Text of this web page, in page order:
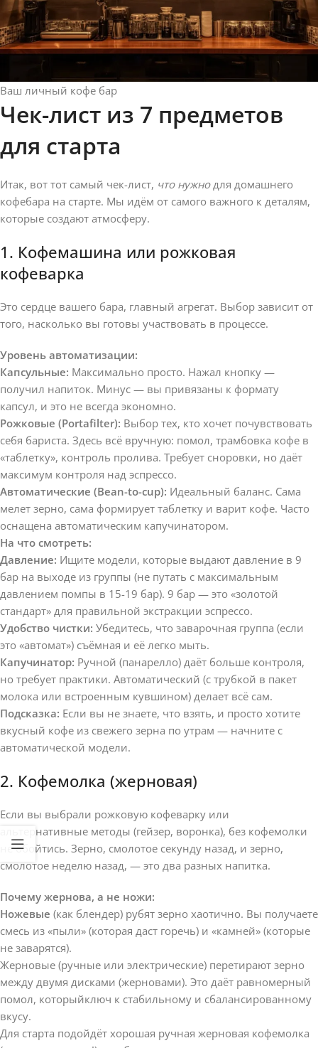
Ваш личный кофе бар
Чек-лист из 7 предметов
для старта
Итак, вот тот самый чек-лист, что нужнодля домашнего
кофебара на старте. Мы идём от самого важного к деталям,
которые создают атмосферу.
1. Кофемашина или рожковая
кофеварка
Это сердце вашего бара, главный агрегат. Выбор зависит от
того, насколько вы готовы участвовать в процессе.
Уровень автоматизации:
Капсульные: Максимально просто. Нажал кнопку —
получил напиток. Минус — вы привязаны к формату
капсул, и это не всегда экономно.
Рожковые (Portafilter): Выбор тех, кто хочет почувствовать
себя бариста. Здесь всё вручную: помол, трамбовка кофе в
«таблетку», контроль пролива. Требует сноровки, но даёт
максимум контроля над эспрессо.
Автоматические (Bean-to-cup): Идеальный баланс. Сама
мелет зерно, сама формирует таблетку и варит кофе. Часто
оснащена автоматическим капучинатором.
На что смотреть:
Давление: Ищите модели, которые выдают давление в 9
бар на выходе из группы (не путать с максимальным
давлением помпы в 15-19 бар). 9 бар — это «золотой
стандарт» для правильной экстракции эспрессо.
Удобство чистки: Убедитесь, что заварочная группа (если
это «автомат») съёмная и её легко мыть.
Капучинатор: Ручной (панарелло) даёт больше контроля,
но требует практики. Автоматический (с трубкой в пакет
молока или встроенным кувшином) делает всё сам.
Подсказка: Если вы не знаете, что взять, и просто хотите
вкусный кофе из свежего зерна по утрам — начните с
автоматической модели.
2. Кофемолка (жерновая)
Если вы выбрали рожковую кофеварку или
альтернативные методы (гейзер, воронка), без кофемолки
не обойтись. Зерно, смолотое секунду назад, и зерно,
смолотое неделю назад, — это два разных напитка.
Почему жернова, а не ножи:
Ножевые (как блендер) рубят зерно хаотично. Вы получаете
смесь из «пыли» (которая даст горечь) и «камней» (которые
не заварятся).
Жерновые (ручные или электрические) перетирают зерно
между двумя дисками (жерновами). Это даёт равномерный
помол, которыйключ к стабильному и сбалансированному
вкусу.
Для старта подойдёт хорошая ручная жерновая кофемолка